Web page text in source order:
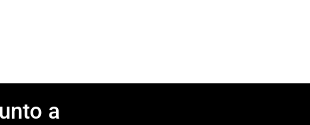
a